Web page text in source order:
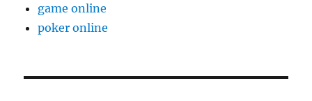
game online
poker online